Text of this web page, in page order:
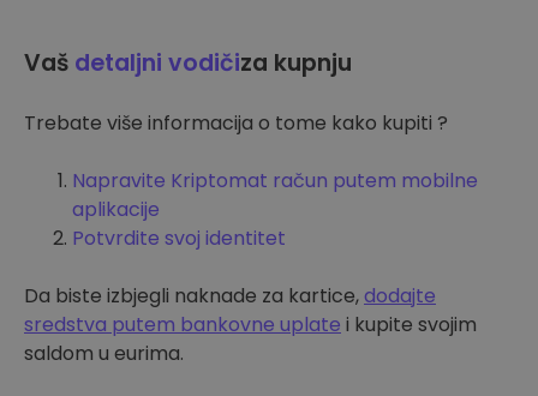
Vaš detaljni vodičiza kupnju
Trebate više informacija o tome kako kupiti ?
Napravite Kriptomat račun putem mobilne
aplikacije
Potvrdite svoj identitet
Da biste izbjegli naknade za kartice,dodajte
sredstva putem bankovne uplate i kupite svojim
saldom u eurima.